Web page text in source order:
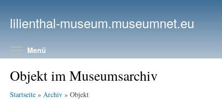
lilienthal-museum.museumnet.eu
Menü
Objekt im Museumsarchiv
Startseite » Archiv » Objekt